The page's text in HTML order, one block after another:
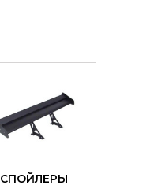
СПОЙЛЕРЫ